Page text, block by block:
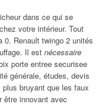
dans ce qui se
votre intérieur. Tout
0. Renault twingo 2 unités
Il est nécessaire
porte entree securisee
générale, études, devis
bruyant que les faux
être innovant avec